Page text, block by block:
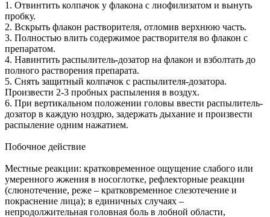
1. Отвинтить колпачок у флакона с лиофилизатом и вынуть
пробку.
2. Вскрыть флакон растворителя, отломив верхнюю часть.
3. Полностью влить содержимое растворителя во флакон с
препаратом.
4. Навинтить распылитель-дозатор на флакон и взболтать до
полного растворения препарата.
5. Снять защитный колпачок с распылителя-дозатора.
Произвести 2-3 пробных распыления в воздух.
6. При вертикальном положении головы ввести распылитель-
дозатор в каждую ноздрю, задержать дыхание и произвести
распыление одним нажатием.
Побочное действие
Местные реакции: кратковременное ощущение слабого или
умеренного жжения в носоглотке, рефлекторные реакции
(слюнотечение, реже – кратковременное слезотечение и
покраснение лица); в единичных случаях –
непродолжительная головная боль в лобной области,